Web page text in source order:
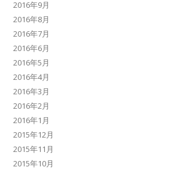
2016年9月
2016年8月
2016年7月
2016年6月
2016年5月
2016年4月
2016年3月
2016年2月
2016年1月
2015年12月
2015年11月
2015年10月